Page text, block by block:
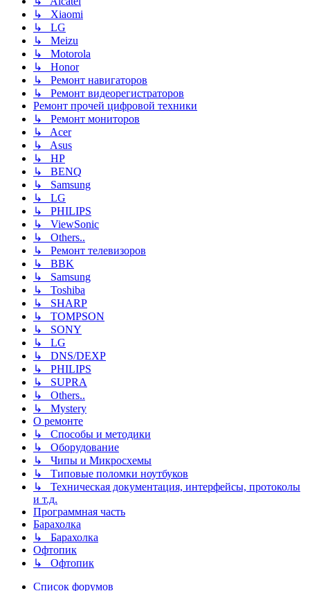
↳ Xiaomi
↳ LG
↳ Meizu
↳ Motorola
↳ Honor
↳ Ремонт навигаторов
↳ Ремонт видеорегистраторов
Ремонт прочей цифровой техники
↳ Ремонт мониторов
↳ Acer
↳ Asus
↳ HP
↳ BENQ
↳ Samsung
↳ LG
↳ PHILIPS
↳ ViewSonic
↳ Others..
↳ Ремонт телевизоров
↳ BBK
↳ Samsung
↳ Toshiba
↳ SHARP
↳ TOMPSON
↳ SONY
↳ LG
↳ DNS/DEXP
↳ PHILIPS
↳ SUPRA
↳ Others..
↳ Mystery
О ремонте
↳ Способы и методики
↳ Оборудование
↳ Чипы и Микросхемы
↳ Типовые поломки ноутбуков
↳ Техническая документация, интерфейсы, протоколы
и т.д.
Программная часть
Барахолка
↳ Барахолка
Офтопик
↳ Офтопик
Список форумов